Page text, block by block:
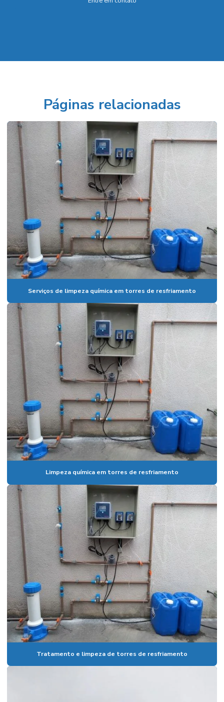
Páginas relacionadas
Serviços de limpeza química em torres de resfriamento
Limpeza química em torres de resfriamento
Tratamento e limpeza de torres de resfriamento